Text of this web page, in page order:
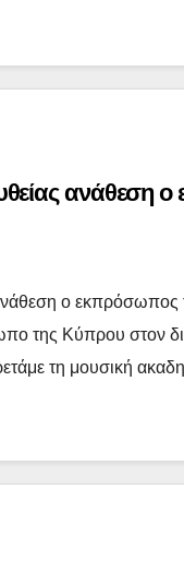
ανάθεση
ο
της Κύπρου στον
τη μουσική